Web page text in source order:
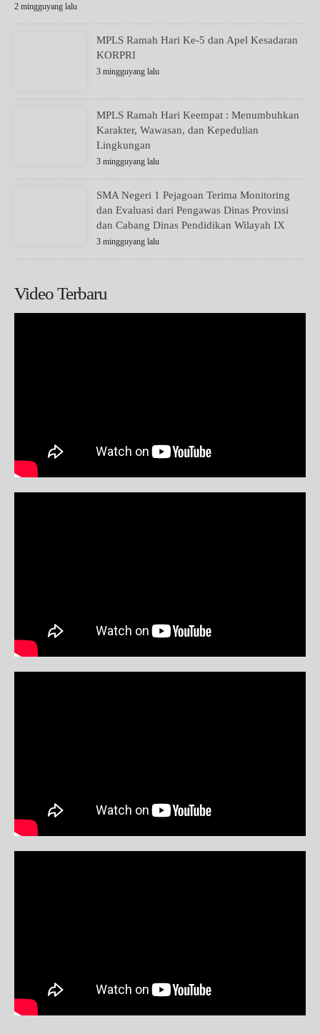
2 mingguyang lalu
MPLS Ramah Hari Ke-5 dan Apel Kesadaran
KORPRI
3 mingguyang lalu
MPLS Ramah Hari Keempat : Menumbuhkan
Karakter, Wawasan, dan Kepedulian
Lingkungan
3 mingguyang lalu
SMA Negeri 1 Pejagoan Terima Monitoring
dan Evaluasi dari Pengawas Dinas Provinsi
dan Cabang Dinas Pendidikan Wilayah IX
3 mingguyang lalu
Video Terbaru